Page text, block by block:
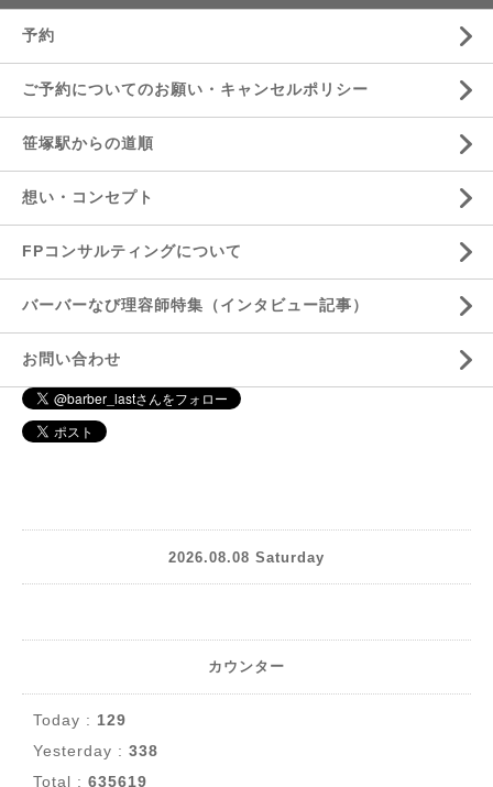
予約
ご予約についてのお願い・キャンセルポリシー
笹塚駅からの道順
想い・コンセプト
FPコンサルティングについて
バーバーなび理容師特集（インタビュー記事）
お問い合わせ
2026.08.08 Saturday
カウンター
Today : 129
Yesterday : 338
Total : 635619